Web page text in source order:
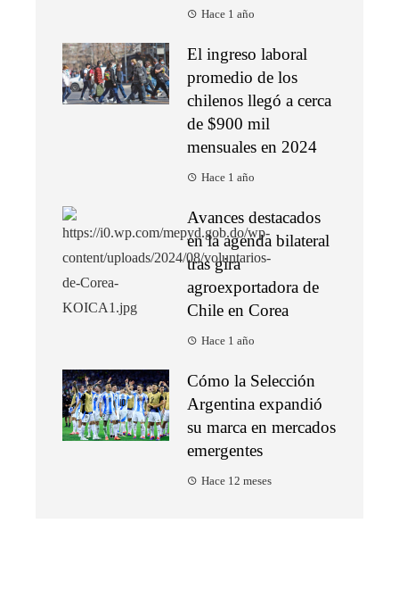
Hace 1 año
El ingreso laboral
promedio de los
chilenos llegó a cerca
de $900 mil
mensuales en 2024
Hace 1 año
Avances destacados
en la agenda bilateral
tras gira
agroexportadora de
Chile en Corea
Hace 1 año
Cómo la Selección
Argentina expandió
su marca en mercados
emergentes
Hace 12 meses